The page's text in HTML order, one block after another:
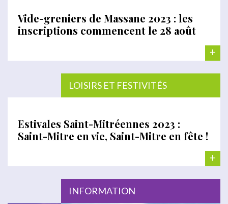
Vide-greniers de Massane 2023 : les
inscriptions commencent le 28 août
+
LOISIRS ET FESTIVITÉS
Estivales Saint-Mitréennes 2023 :
Saint-Mitre en vie, Saint-Mitre en fête !
+
INFORMATION